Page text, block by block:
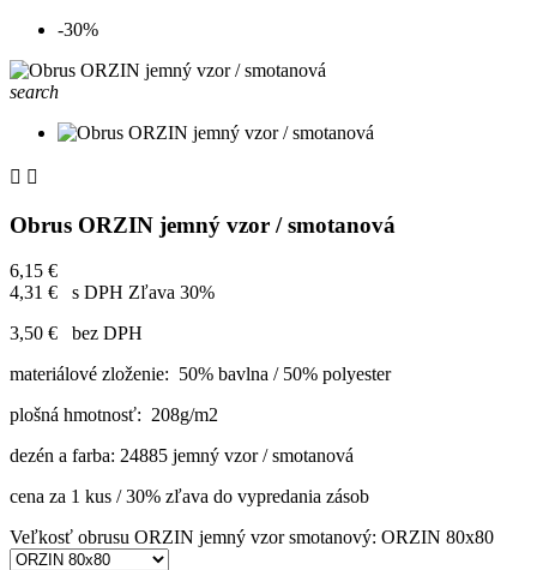
-30%
search
 
Obrus ORZIN jemný vzor / smotanová
6,15 €
4,31 €
s DPH Zľava 30%
3,50 €
bez DPH
materiálové zloženie: 50% bavlna / 50% polyester
plošná hmotnosť: 208g/m2
dezén a farba: 24885 jemný vzor / smotanová
cena za 1 kus / 30% zľava do vypredania zásob
Veľkosť obrusu ORZIN jemný vzor smotanový: ORZIN 80x80